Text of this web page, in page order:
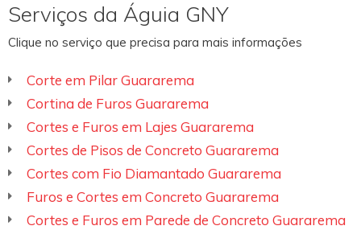
Serviços da Águia GNY
Clique no serviço que precisa para mais informações
Corte em Pilar Guararema
Cortina de Furos Guararema
Cortes e Furos em Lajes Guararema
Cortes de Pisos de Concreto Guararema
Cortes com Fio Diamantado Guararema
Furos e Cortes em Concreto Guararema
Cortes e Furos em Parede de Concreto Guararema